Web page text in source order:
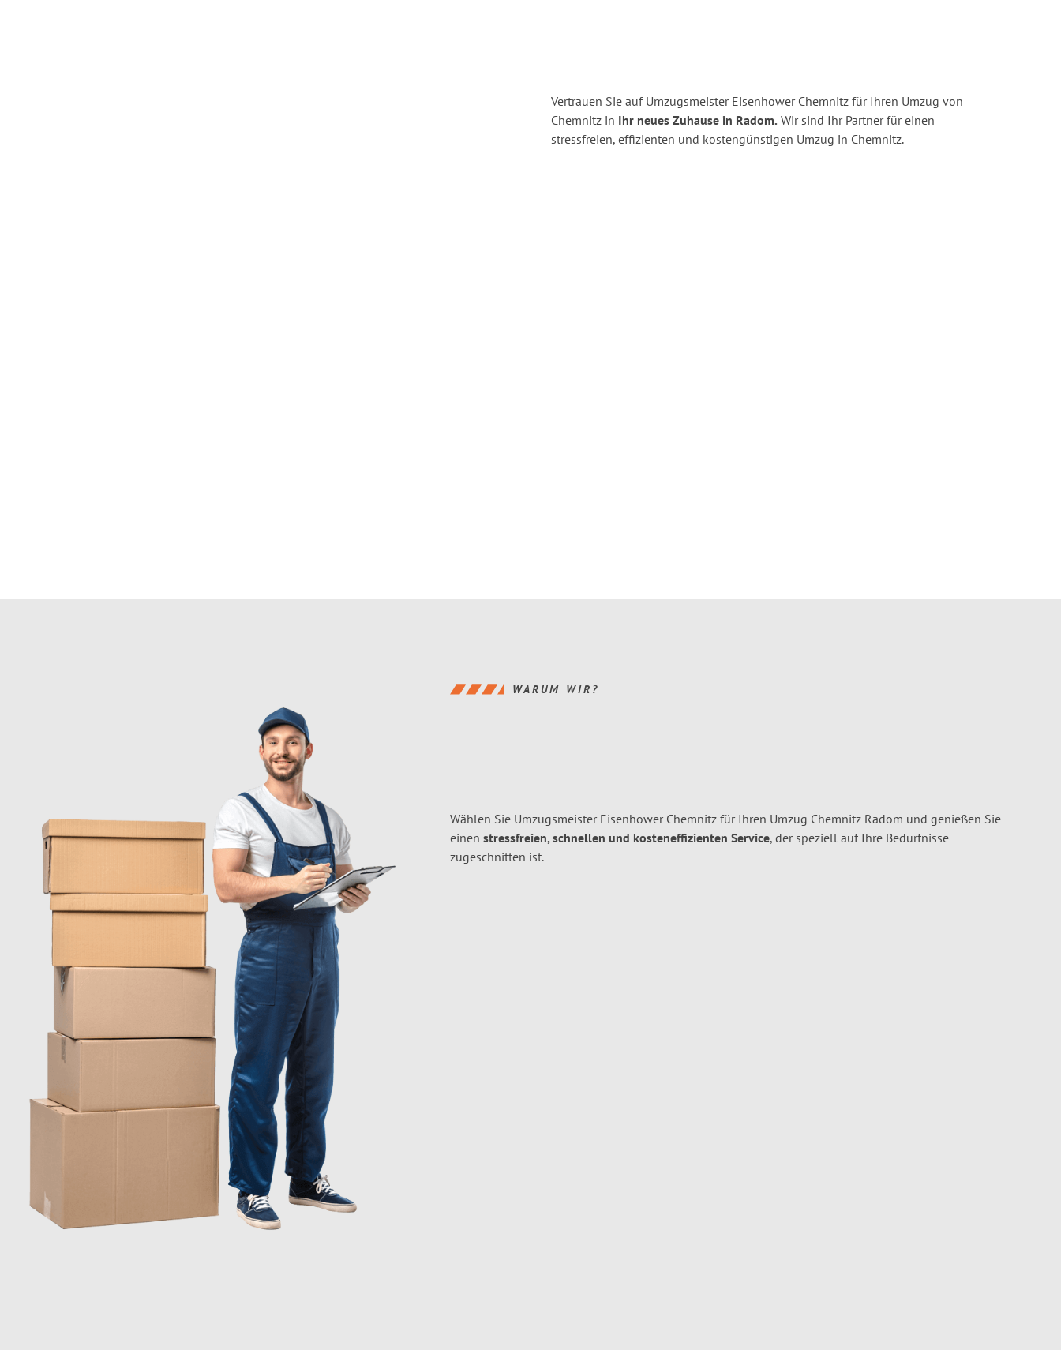
Vertrauen Sie auf Umzugsmeister Eisenhower Chemnitz für Ihren Umzug von
Chemnitz in Ihr neues Zuhause in Radom. Wir sind Ihr Partner für einen
stressfreien, effizienten und kostengünstigen Umzug in Chemnitz.
WARUM WIR?
Wählen Sie Umzugsmeister Eisenhower Chemnitz für Ihren Umzug Chemnitz Radom und genießen Sie
einen stressfreien, schnellen und kosteneffizienten Service, der speziell auf Ihre Bedürfnisse
zugeschnitten ist.